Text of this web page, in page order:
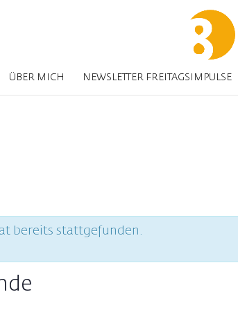
ÜBER MICH NEWSLETTER FREITAGSIMPULSE
bereits stattgefunden.